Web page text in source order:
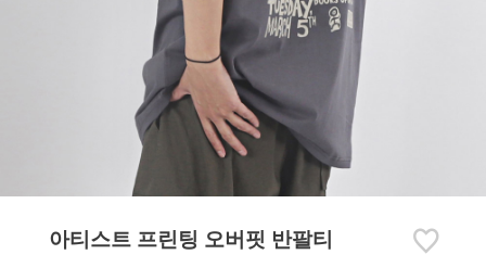
아티스트 프린팅 오버핏 반팔티